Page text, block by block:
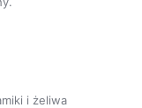
i żeliwa